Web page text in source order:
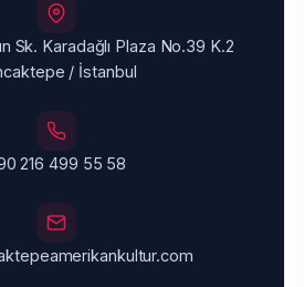
Sk. Karadağlı Plaza No.39 K.2
/ İstanbul
216 499 55 58